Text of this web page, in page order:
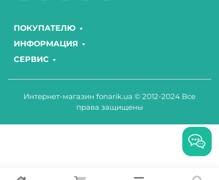
ПОКУПАТЕЛЮ
ИНФОРМАЦИЯ
СЕРВИС
Интернет-магазин fonarik.ua © 2012-2024 Все
права защищены